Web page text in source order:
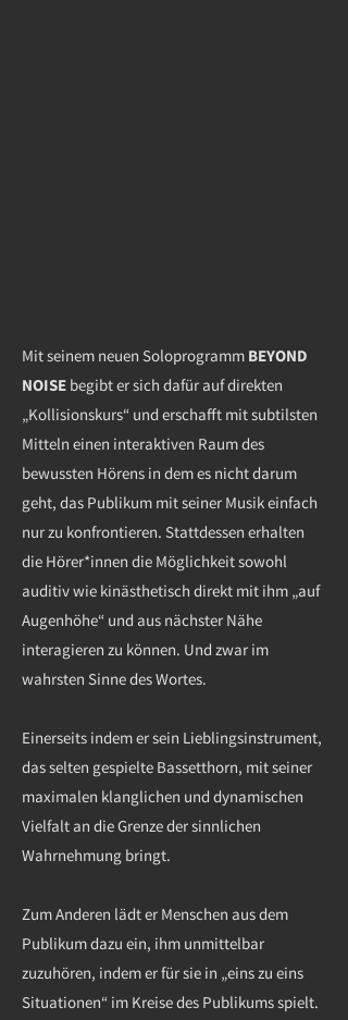
Mit seinem neuen Soloprogramm BEYOND
NOISE begibt er sich dafür auf direkten
„Kollisionskurs“ und erschafft mit subtilsten
Mitteln einen interaktiven Raum des
bewussten Hörens in dem es nicht darum
geht, das Publikum mit seiner Musik einfach
nur zu konfrontieren. Stattdessen erhalten
die Hörer*innen die Möglichkeit sowohl
auditiv wie kinästhetisch direkt mit ihm „auf
Augenhöhe“ und aus nächster Nähe
interagieren zu können. Und zwar im
wahrsten Sinne des Wortes.
Einerseits indem er sein Lieblingsinstrument,
das selten gespielte Bassetthorn, mit seiner
maximalen klanglichen und dynamischen
Vielfalt an die Grenze der sinnlichen
Wahrnehmung bringt.
Zum Anderen lädt er Menschen aus dem
Publikum dazu ein, ihm unmittelbar
zuzuhören, indem er für sie in „eins zu eins
Situationen“ im Kreise des Publikums spielt.